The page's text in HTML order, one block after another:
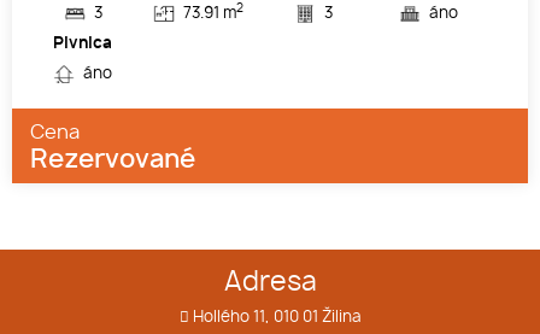
3
73.91 m2
3
áno
Pivnica
áno
Cena
Rezervované
Adresa
Hollého 11, 010 01 Žilina